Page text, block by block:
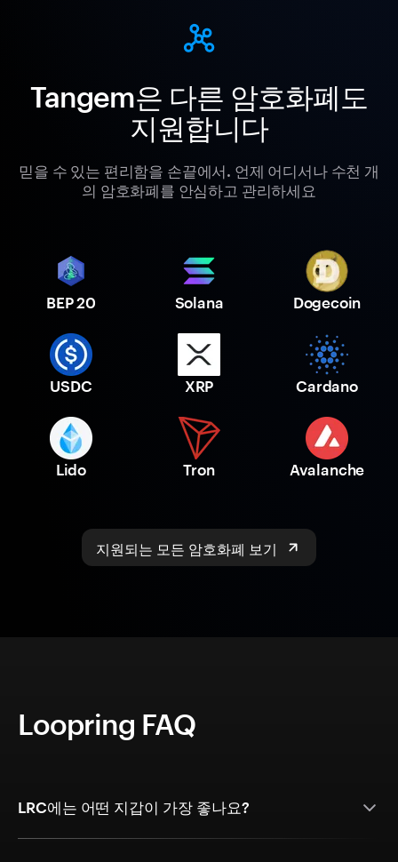
Tangem은 다른 암호화폐도
지원합니다
믿을 수 있는 편리함을 손끝에서. 언제 어디서나 수천 개
의 암호화폐를 안심하고 관리하세요
BEP 20 Solana Dogecoin
USDC XRP Cardano
Lido Tron Avalanche
지원되는 모든 암호화폐 보기
Loopring FAQ
LRC에는 어떤 지갑이 가장 좋나요?